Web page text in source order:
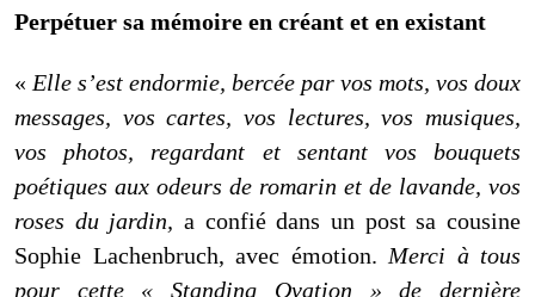
Perpétuer sa mémoire en créant et en existant
« Elle s’est endormie, bercée par vos mots, vos doux
messages, vos cartes, vos lectures, vos musiques,
vos photos, regardant et sentant vos bouquets
poétiques aux odeurs de romarin et de lavande, vos
roses du jardin, a confié dans un post sa cousine
Sophie Lachenbruch, avec émotion. Merci à tous
pour cette « Standing Ovation » de dernière